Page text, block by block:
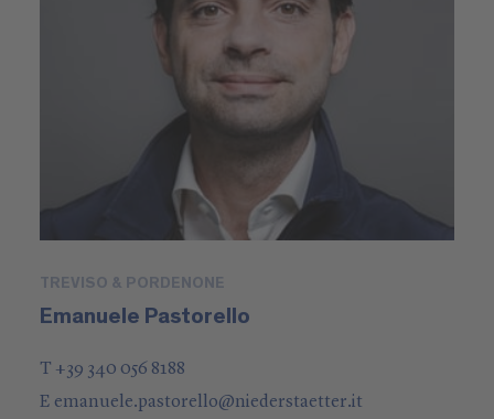
TREVISO & PORDENONE
Emanuele Pastorello
T +39 340 056 8188
E emanuele.pastorello@niederstaetter.it